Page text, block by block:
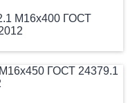
М16х400 ГОСТ